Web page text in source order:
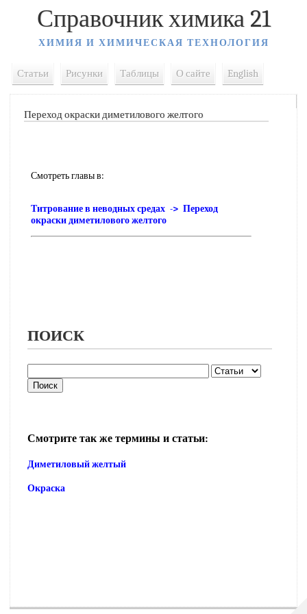
Справочник химика 21
ХИМИЯ И ХИМИЧЕСКАЯ ТЕХНОЛОГИЯ
Статьи Рисунки Таблицы О сайте English
Переход окраски диметилового желтого
Смотреть главы в:
Титрование в неводных средах -> Переход
окраски диметилового желтого
ПОИСК
Смотрите так же термины и статьи:
Диметиловый желтый
Окраска